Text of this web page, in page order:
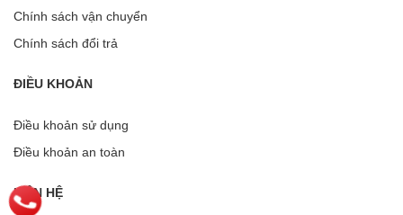
Chính sách vận chuyển
Chính sách đổi trả
ĐIỀU KHOẢN
Điều khoản sử dụng
Điều khoản an toàn
LIÊN HỆ